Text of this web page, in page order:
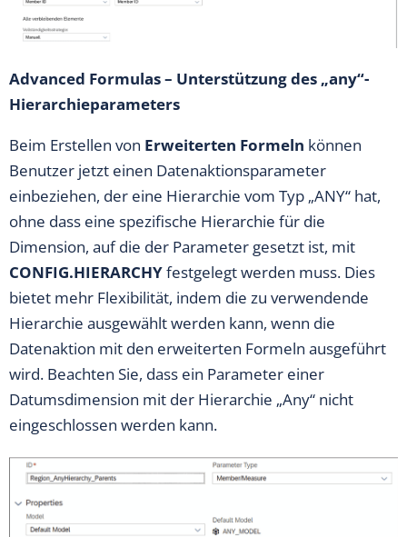
Advanced Formulas – Unterstützung des „any“-
Hierarchieparameters
Beim Erstellen von Erweiterten Formeln können
Benutzer jetzt einen Datenaktionsparameter
einbeziehen, der eine Hierarchie vom Typ „ANY“ hat,
ohne dass eine spezifische Hierarchie für die
Dimension, auf die der Parameter gesetzt ist, mit
CONFIG.HIERARCHYfestgelegt werden muss. Dies
bietet mehr Flexibilität, indem die zu verwendende
Hierarchie ausgewählt werden kann, wenn die
Datenaktion mit den erweiterten Formeln ausgeführt
wird. Beachten Sie, dass ein Parameter einer
Datumsdimension mit der Hierarchie „Any“ nicht
eingeschlossen werden kann.